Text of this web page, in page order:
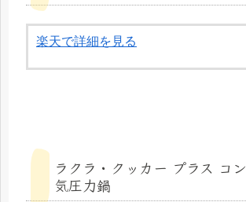
楽天で詳細を見る
ラクラ・クッカー プラス コ
気圧力鍋